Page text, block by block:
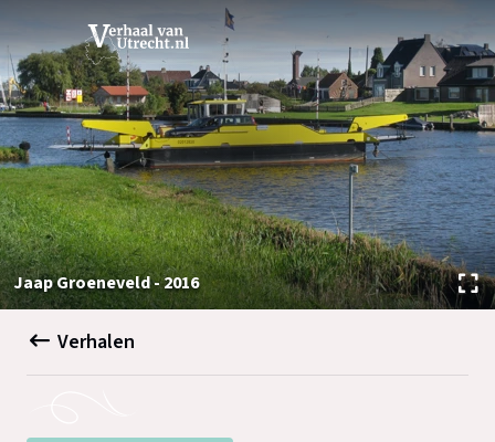
Jaap Groeneveld - 2016
Verhalen